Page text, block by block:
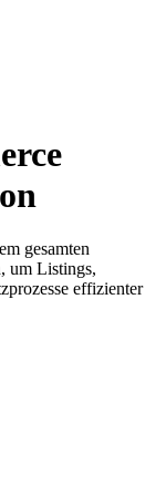
gesamten
um Listings,
effizienter